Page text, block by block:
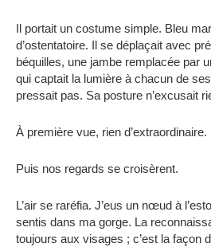
Il portait un costume simple. Bleu
d’ostentatoire. Il se déplaçait avec
béquilles, une jambe remplacée par
qui captait la lumière à chacun de
pressait pas. Sa posture n’excusait
À première vue, rien d’extraordinaire.
Puis nos regards se croisèrent.
L’air se raréfia. J’eus un nœud à
sentis dans ma gorge. La
toujours aux visages ; c’est la façon